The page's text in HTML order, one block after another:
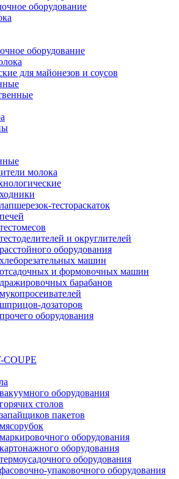
оборудование
оборудование
для майонезов и соусов
молока
тестораскаток
и округлителей
оборудования
машин
и формовочных машин
барабанов
дозаторов
оборудования
COUPE
оборудования
столов
пакетов
оборудования
оборудования
оборудования
упаковочного оборудования